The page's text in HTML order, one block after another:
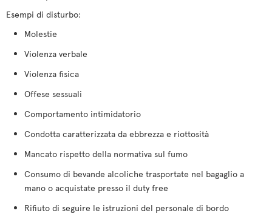
Esempi di disturbo:
Molestie
Violenza verbale
Violenza fisica
Offese sessuali
Comportamento intimidatorio
Condotta caratterizzata da ebbrezza e riottosità
Mancato rispetto della normativa sul fumo
Consumo di bevande alcoliche trasportate nel bagaglio a
mano o acquistate presso il duty free
Rifiuto di seguire le istruzioni del personale di bordo